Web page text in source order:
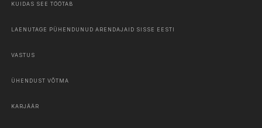
KUIDAS SEE TÖÖTAB
LAENUTAGE PÜHENDUNUD ARENDAJAID SISSE EESTI
VASTUS
ÜHENDUST VÕTMA
KARJÄÄR